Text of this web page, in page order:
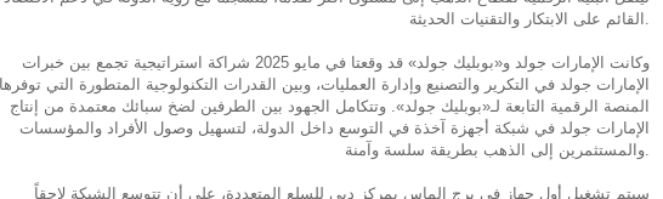
وكانت الإمارات جولد و«بوبليك جولد» قد وقعتا في مايو 2025 شراكة استراتيجية تجمع بين خبرات
الإمارات جولد في التكرير والتصنيع وإدارة العمليات، وبين القدرات التكنولوجية المتطورة التي توفرها
المنصة الرقمية التابعة لـ«بوبليك جولد». وتتكامل الجهود بين الطرفين لضخ سبائك معتمدة من إنتاج
الإمارات جولد في شبكة أجهزة آخذة في التوسع داخل الدولة، لتسهيل وصول الأفراد والمؤسسات
سيتم تشغيل أول جهاز في برج الماس بمركز دبي للسلع المتعددة، على أن تتوسع الشبكة لاحقاً